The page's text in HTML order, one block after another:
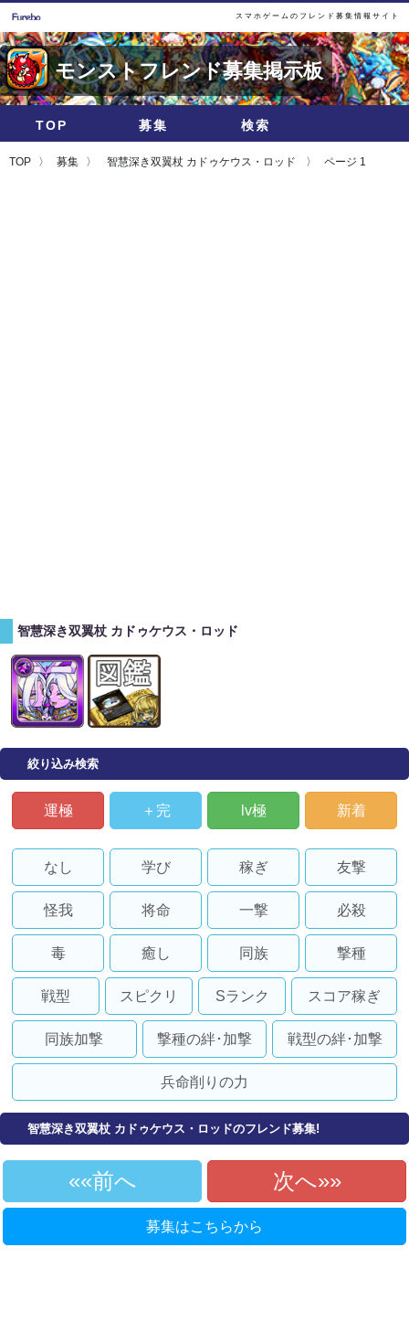
スマホゲームのフレンド募集情報サイト
モンストフレンド募集掲示板
TOP 募集 検索
TOP 募集 智慧深き双翼杖 カドゥケウス・ロッド ページ 1
智慧深き双翼杖 カドゥケウス・ロッド
絞り込み検索
運極 ＋完 lv極 新着
なし 学び 稼ぎ 友撃
怪我 将命 一撃 必殺
毒 癒し 同族 撃種
戦型 スピクリ Sランク スコア稼ぎ
同族加撃 撃種の絆･加撃 戦型の絆･加撃
兵命削りの力
智慧深き双翼杖 カドゥケウス・ロッドのフレンド募集!
«前へ 次へ»
募集はこちらから